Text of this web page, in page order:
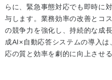
らに、緊急事態対応でも即時に
与します。業務効率の改善とコ
の競争力を強化し、持続的な成
成AI×自動応答システムの導入
応の質と効率を劇的に向上させ